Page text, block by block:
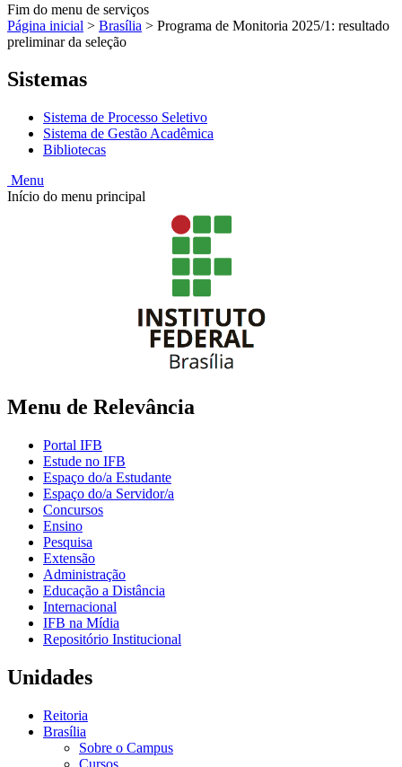
Fim do menu de serviços
Página inicial > Brasília > Programa de Monitoria 2025/1: resultado
preliminar da seleção
Sistemas
Sistema de Processo Seletivo
Sistema de Gestão Acadêmica
Bibliotecas
Menu
Início do menu principal
Menu de Relevância
Portal IFB
Estude no IFB
Espaço do/a Estudante
Espaço do/a Servidor/a
Concursos
Ensino
Pesquisa
Extensão
Administração
Educação a Distância
Internacional
IFB na Mídia
Repositório Institucional
Unidades
Reitoria
Brasília
Sobre o Campus
Cursos